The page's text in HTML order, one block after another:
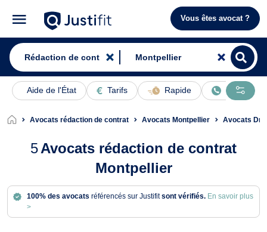
Vous êtes avocat ?
Aide de l'État Tarifs Rapide En ligne
Avocats rédaction de contrat Avocats Montpellier Avocats
5Avocats rédaction de contrat
Montpellier
100% des avocats référencés sur Justifitsont vérifiés. En savoir plus
>